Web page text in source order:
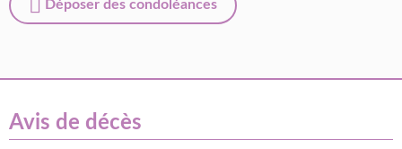
Déposer des condoléances
Avis de décès